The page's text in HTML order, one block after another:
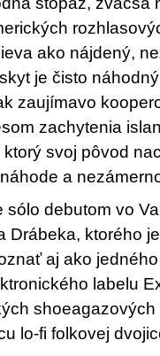
ako nájdený,
je čisto
zaujímavo
zachytenia
svoj pôvod
a
sólo debutom vo
Drábeka, ktorého
aj ako
labelu
shoeagazových
lo-fi folkovej